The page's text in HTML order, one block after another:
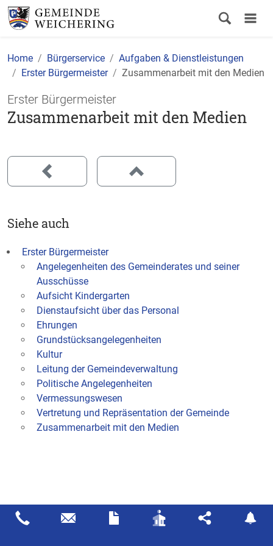
Home Bürgerservice
Aufgaben & Dienstleistungen
Erster Bürgermeister
Zusammenarbeit mit den Medien
Erster Bürgermeister
Zusammenarbeit mit den Medien
Siehe auch
Erster Bürgermeister
Angelegenheiten des Gemeinderates und seiner
Ausschüsse
Aufsicht Kindergarten
Dienstaufsicht über das Personal
Ehrungen
Grundstücksangelegenheiten
Kultur
Leitung der Gemeindeverwaltung
Politische Angelegenheiten
Vermessungswesen
Vertretung und Repräsentation der Gemeinde
Zusammenarbeit mit den Medien